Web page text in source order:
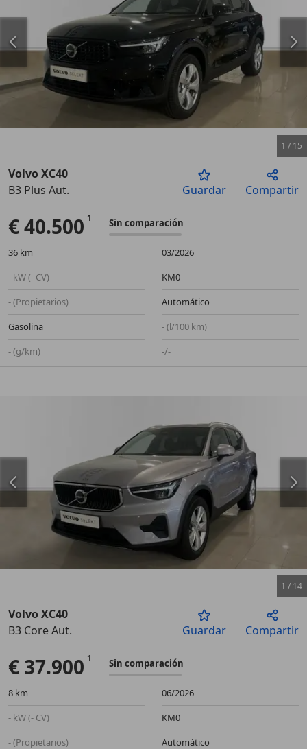
Anterior
1 / 15
Volvo XC40
B3 Plus Aut.
Guardar Compartir
€ 40.500 Sin comparación
36 km
03/2026
- kW (- CV)
KM0
- (Propietarios)
Automático
Gasolina
- (l/100 km)
- (g/km)
-/-
Anterior
1 / 14
Volvo XC40
B3 Core Aut.
Guardar Compartir
€ 37.900 Sin comparación
8 km
06/2026
- kW (- CV)
KM0
- (Propietarios)
Automático